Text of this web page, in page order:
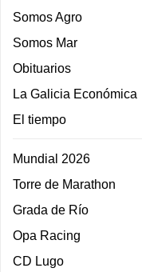
Somos Agro
Somos Mar
Obituarios
La Galicia Económica
El tiempo
Mundial 2026
Torre de Marathon
Grada de Río
Opa Racing
CD Lugo